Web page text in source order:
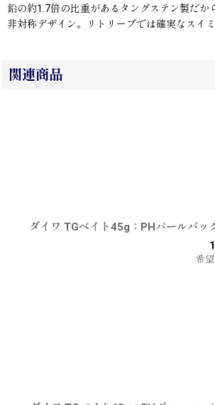
鉛の約1.7倍の比重があるタングステン製だ
非対称デザイン。リトリーブでは確実なスイ
関連商品
ダイワ TGベイト45g：PHパールバッ
希